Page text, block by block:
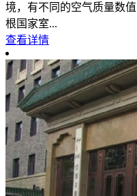
境，有不同的空气质量数
根国家室...
查看详情